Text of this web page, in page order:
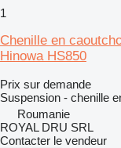
1
Chenille en
Hinowa HS850
Prix sur demande
Suspension - chenille
Roumanie
ROYAL DRU SRL
Contacter le vendeur